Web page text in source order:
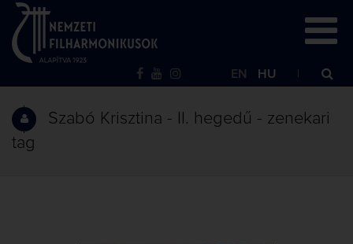
EN HU
Szabó Krisztina - II. hegedű - zenekari
tag